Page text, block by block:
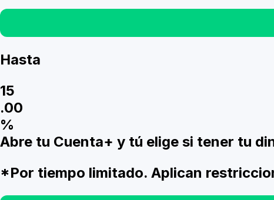
Hasta
15
.00
%
Abre tu Cuenta+ y tú elige si tener tu
*Por tiempo limitado. Aplican